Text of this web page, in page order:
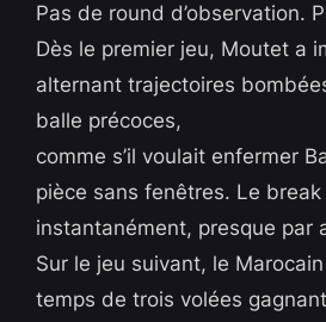
Pas de round d’observation.
Dès le premier jeu, Moutet a
alternant trajectoires
balle précoces,
comme s’il voulait enfermer
pièce sans fenêtres. Le
instantanément, presque par
Sur le jeu suivant, le Marocain
temps de trois volées